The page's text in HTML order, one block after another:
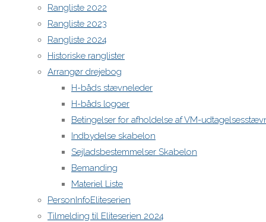
Rangliste 2022
Rangliste 2023
Rangliste 2024
Historiske ranglister
Arrangør drejebog
H-båds stævneleder
H-båds logoer
Betingelser for afholdelse af VM-
Indbydelse skabelon
Sejladsbestemmelser Skabelon
Bemanding
Materiel Liste
PersonInfoEliteserien
Tilmelding til Eliteserien 2024
https://h-boot.org/termine